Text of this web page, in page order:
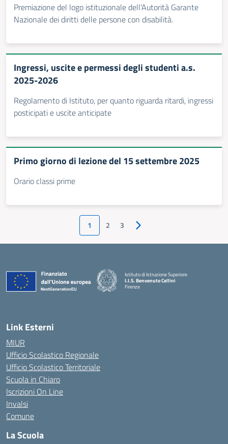
Premiazione del logo istituzionale dell'Autorità Garante
Nazionale dei diritti delle persone con disabilità.
Ingressi, uscite e permessi degli studenti a.s.
2025-2026
Regolamento di Istituto, per quanto riguarda ritardi, ingressi
posticipati e uscite anticipate
Primo giorno di lezione del 15 settembre 2025
Orario classi prime
1 2 3 Pagina successiva
Istituto di Istruzione Superiore
I.I.S. Benvenuto Cellini
Firenze
Link Esterni
MIUR
Ufficio Scolastico Regionale
Ufficio Scolastico Territoriale
Scuola in Chiaro
Iscrizioni On Line
Invalsi
Comune
La Scuola